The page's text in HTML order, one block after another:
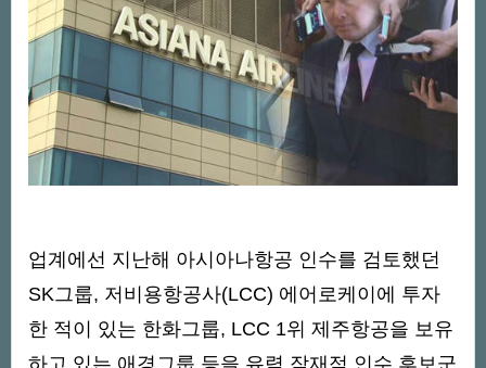
업계에선 지난해 아시아나항공 인수를 검토했던
SK그룹, 저비용항공사(LCC) 에어로케이에 투자
한 적이 있는 한화그룹, LCC 1위 제주항공을 보유
하고 있는 애경그룹 등을 유력 잠재적 인수 후보군